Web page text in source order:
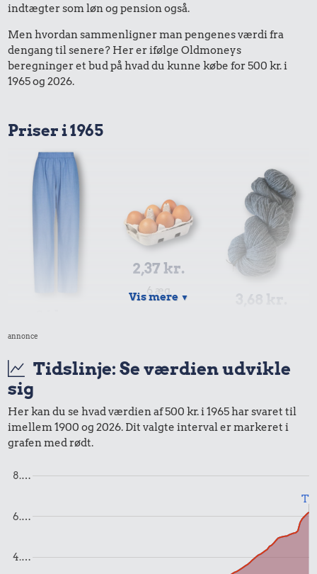
indtægter som løn og pension også.
Men hvordan sammenligner man pengenes værdi fra
dengang til senere? Her er ifølge Oldmoneys
beregninger et bud på hvad du kunne købe for 500 kr. i
1965 og 2026.
Priser i 1965
Bukser
2,37 kr.
6 æg
0,49 kr.
Vis mere ▼
annonce
Tidslinje: Se værdien udvikle
sig
Her kan du se hvad værdien af 500 kr. i 1965 har svaret til
imellem 1900 og 2026. Dit valgte interval er markeret i
grafen med rødt.
4.…
6.…
8.…
Til